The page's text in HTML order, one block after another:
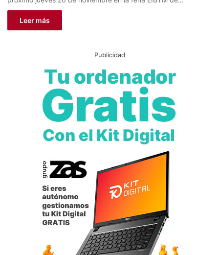
Leer más
Publicidad